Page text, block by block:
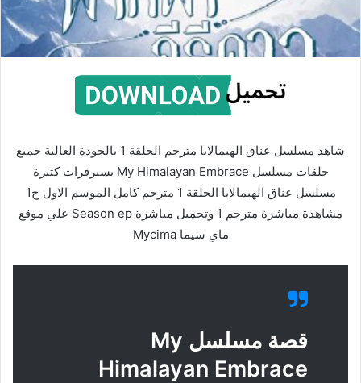
شاهد مسلسل عناق الهيمالايا مترجم الحلقة 1 بالجودة العالية جميع
حلقات مسلسل My Himalayan Embrace بسيرفرات كثيرة
مسلسل عناق الهيمالايا الحلقة 1 مترجم كامل الموسم الاول ح1
مشاهدة مباشرة مترجم 1 وتحميل مباشرة Season ep علي موقع
ماي سيما Mycima
قصة مسلسل My
Himalayan Embrace